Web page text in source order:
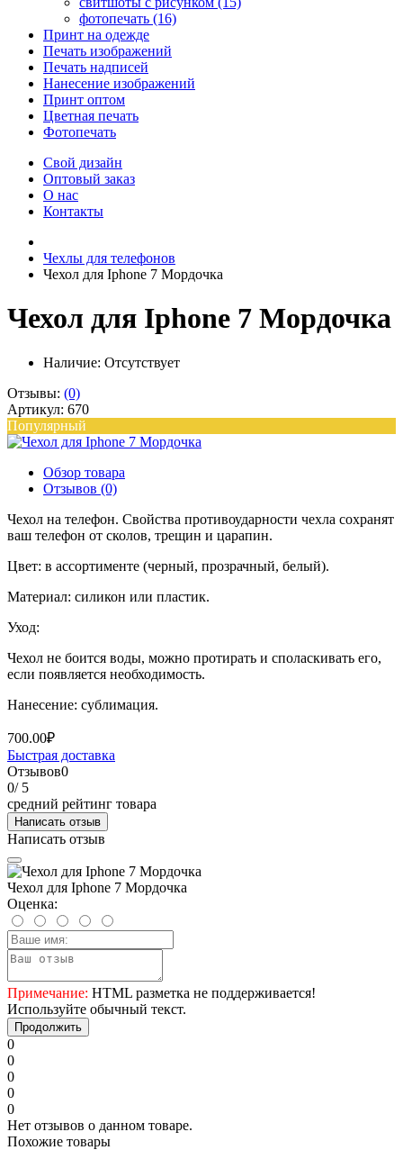
фотопечать (16)
Принт на одежде
Печать изображений
Печать надписей
Нанесение изображений
Принт оптом
Цветная печать
Фотопечать
Свой дизайн
Оптовый заказ
О нас
Контакты
Чехлы для телефонов
Чехол для Iphone 7 Мордочка
Чехол для Iphone 7 Мордочка
Наличие: Отсутствует
Отзывы: (0)
Артикул: 670
Популярный
Обзор товара
Отзывов (0)
Чехол на телефон. Свойства противоударности чехла сохранят
ваш телефон от сколов, трещин и царапин.
Цвет: в ассортименте (черный, прозрачный, белый).
Материал: силикон или пластик.
Уход:
Чехол не боится воды, можно протирать и споласкивать его,
если появляется необходимость.
Нанесение: сублимация.
700.00₽
Быстрая доставка
Отзывов0
0/ 5
средний рейтинг товара
Написать отзыв
Написать отзыв
Чехол для Iphone 7 Мордочка
Оценка:
Примечание: HTML разметка не поддерживается!
Используйте обычный текст.
Продолжить
0
0
0
0
0
Нет отзывов о данном товаре.
Похожие товары